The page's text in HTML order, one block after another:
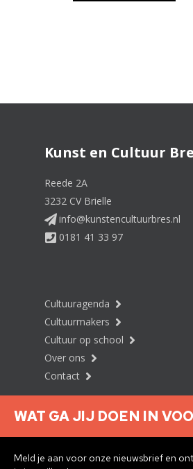
Kunst en Cultuur
Reede 2A
3232 CV Brielle
info@kunstencultuurbres.nl
0181 41 33 97
Cultuuragenda
Cultuurmakers
Cultuur op school
Over ons
Contact
Nieuwsbrief aanmelden
WAT GA JIJ DOEN IN
Meld je aan voor onze nieuwsbrief en